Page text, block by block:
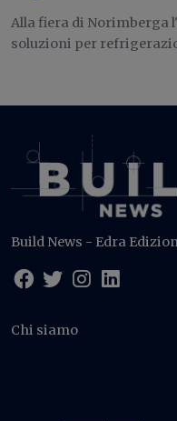
Alla fiera di Norimberga
soluzioni per
Build News - Edra
Chi siamo